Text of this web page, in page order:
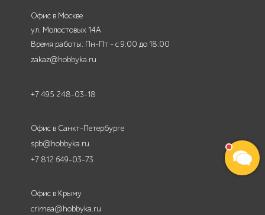
Офис в Москве
ул. Молостовых 14А
Время работы: Пн-Пт - с 9:00 до 18:00
zakaz@hobbyka.ru
+7 495 248-03-18
Офис в Санкт-Петербурге
spb@hobbyka.ru
+7 812 649-03-73
Офис в Крыму
crimea@hobbyka.ru